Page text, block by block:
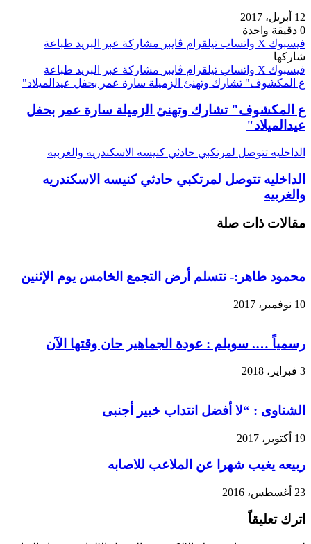
12 أبريل، 2017
0 دقيقة واحدة
فيسبوك ‫X واتساب تيلقرام ڤايبر مشاركة عبر البريد طباعة
شاركها
فيسبوك ‫X واتساب تيلقرام ڤايبر مشاركة عبر البريد طباعة
ع المكشوف" تشارك وتهنئ الزميلة سارة عمر بحفل عيدالميلاد"
ع المكشوف" تشارك وتهنئ الزميلة سارة عمر بحفل
عيدالميلاد"
الداخليه تتوصل لمرتكبي حادثي كنيسه الاسكندريه والغربيه
الداخليه تتوصل لمرتكبي حادثي كنيسه الاسكندريه
والغربيه
مقالات ذات صلة
محمود طاهر:- نتسلم أرض التجمع الخامس يوم الإثنين
10 نوفمبر، 2017
رسمياً …. سويلم : عودة الجماهير حان وقتها الآن
3 فبراير، 2018
الشناوى : “لا أفضل انتداب خبير أجنبى
19 أكتوبر، 2017
ربيعه يغيب شهرا عن الملاعب للاصابه
23 أغسطس، 2016
اترك تعليقاً